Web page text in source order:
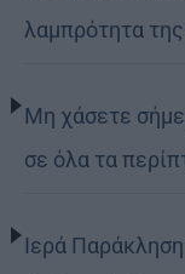
λαμπρότητα
Μη χάσετε
σε όλα τα
Ιερά